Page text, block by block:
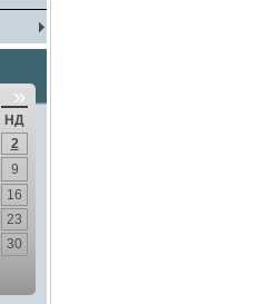
»
НД
2
9
16
23
30